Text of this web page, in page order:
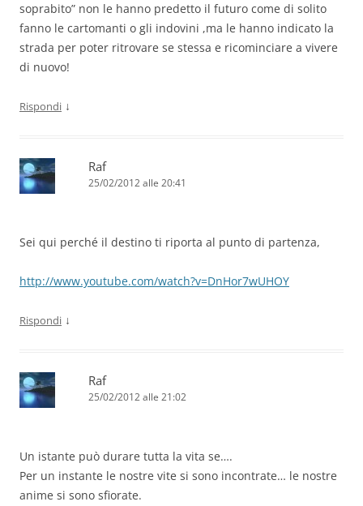
soprabito” non le hanno predetto il futuro come di solito
fanno le cartomanti o gli indovini ,ma le hanno indicato la
strada per poter ritrovare se stessa e ricominciare a vivere
di nuovo!
Rispondi ↓
Raf
25/02/2012 alle 20:41
Sei qui perché il destino ti riporta al punto di partenza,
http://www.youtube.com/watch?v=DnHor7wUHOY
Rispondi ↓
Raf
25/02/2012 alle 21:02
Un istante può durare tutta la vita se….
Per un instante le nostre vite si sono incontrate… le nostre
anime si sono sfiorate.